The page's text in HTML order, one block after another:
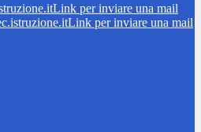
Link per inviare una mail
Link per inviare una mail